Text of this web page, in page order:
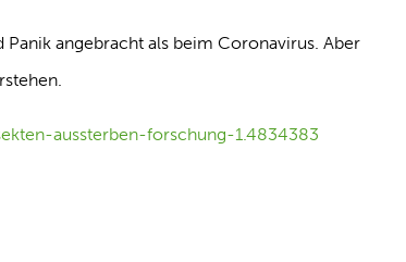
angebracht als beim Coronavirus. Aber
aussterben-forschung-1.4834383